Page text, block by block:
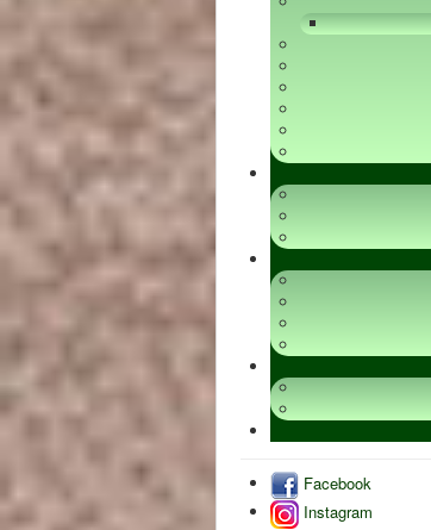
Facebook
Instagram